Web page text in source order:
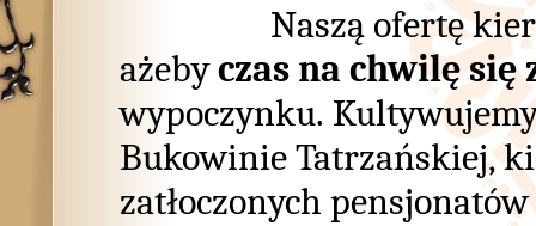
Naszą ofertę
ażebyczas na chwilę się
wypoczynku.
Bukowinie Tatrzańskiej,
zatłoczonych